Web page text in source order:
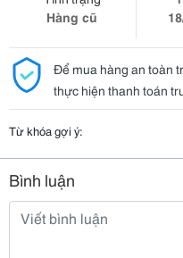
Hàng cũ
Để mua hàng an toàn
thực hiện thanh toán
Từ khóa gợi ý:
Bình luận